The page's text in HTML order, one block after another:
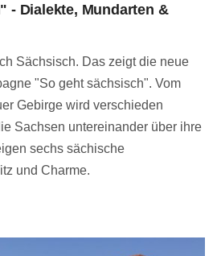
- Dialekte, Mundarten &
Sächsisch. Das zeigt die neue
"So geht sächsisch". Vom
Gebirge wird verschieden
Sachsen untereinander über ihre
sechs sächische
und Charme.